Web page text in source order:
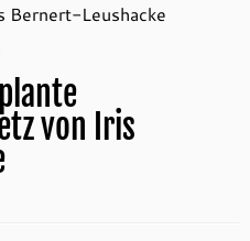
Bernert-Leushacke
von Iris